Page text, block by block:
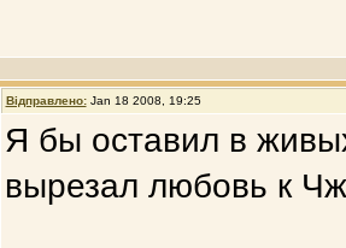
Відправлено: Jan 18 2008, 19:25
Я бы оставил в
вырезал любовь к